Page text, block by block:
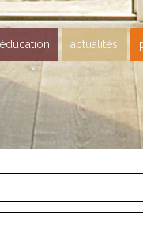
éducation actualités